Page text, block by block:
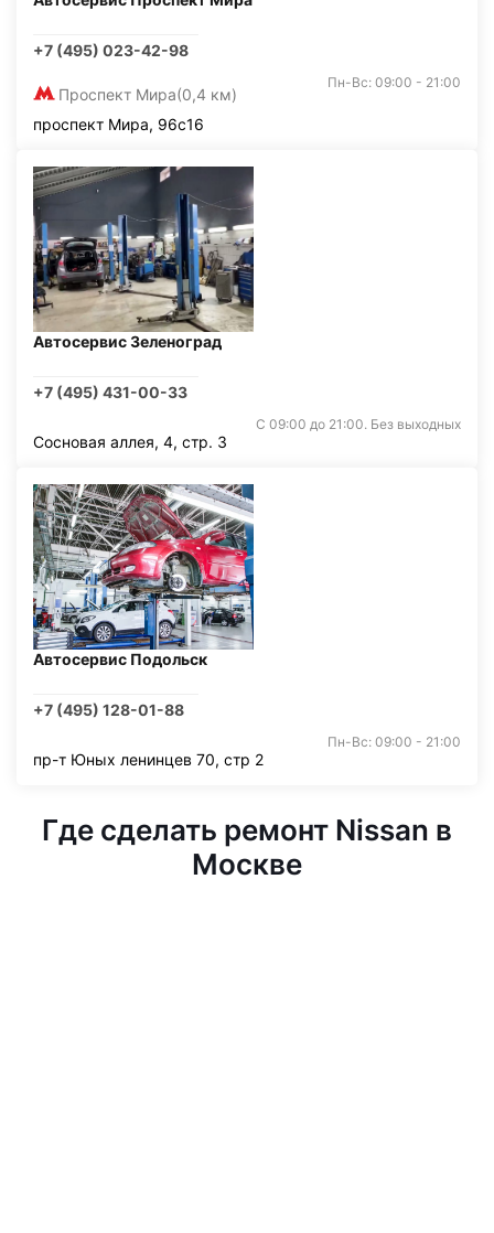
+7 (495) 023-42-98
Проспект Мира(0,4 км)
Пн-Вс: 09:00 - 21:00
проспект Мира, 96с16
Автосервис Зеленоград
+7 (495) 431-00-33
С 09:00 до 21:00. Без выходных
Сосновая аллея, 4, стр. 3
Автосервис Подольск
+7 (495) 128-01-88
Пн-Вс: 09:00 - 21:00
пр-т Юных ленинцев 70, стр 2
Где сделать ремонт Nissan в
Москве